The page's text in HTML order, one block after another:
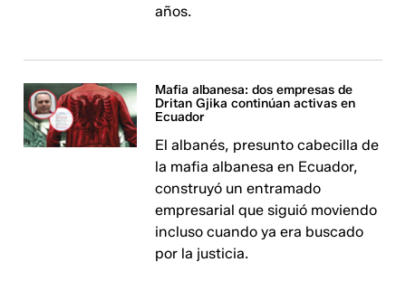
años.
Mafia albanesa: dos empresas de
Dritan Gjika continúan activas en
Ecuador
El albanés, presunto cabecilla de
la mafia albanesa en Ecuador,
construyó un entramado
empresarial que siguió moviendo
incluso cuando ya era buscado
por la justicia.